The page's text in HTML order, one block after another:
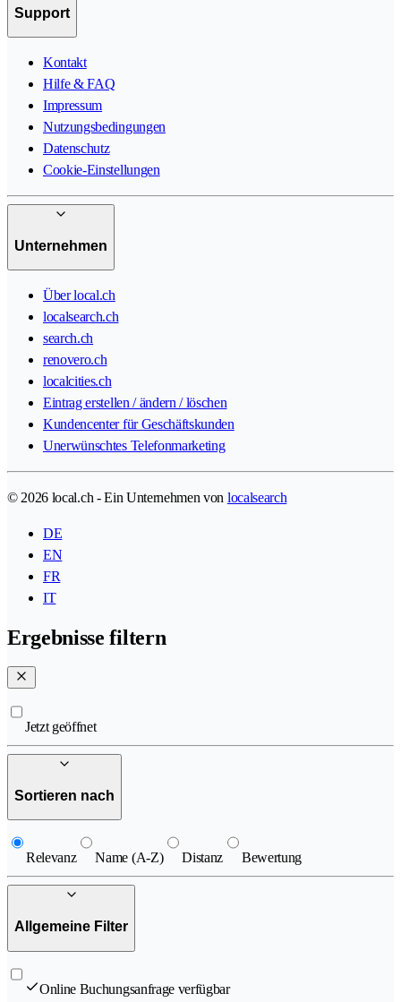
Support
Kontakt
Hilfe & FAQ
Impressum
Nutzungsbedingungen
Datenschutz
Cookie-Einstellungen
Unternehmen
Über local.ch
localsearch.ch
search.ch
renovero.ch
localcities.ch
Eintrag erstellen / ändern / löschen
Kundencenter für Geschäftskunden
Unerwünschtes Telefonmarketing
© 2026 local.ch - Ein Unternehmen von localsearch
DE
EN
FR
IT
Ergebnisse filtern
Jetzt geöffnet
Sortieren nach
Relevanz Name (A-Z) Distanz Bewertung
Allgemeine Filter
Online Buchungsanfrage verfügbar